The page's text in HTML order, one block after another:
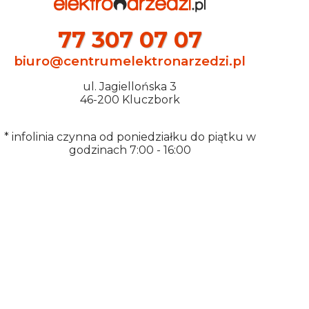
77 307 07 07
biuro@centrumelektronarzedzi.pl
ul. Jagiellońska 3
46-200 Kluczbork
* infolinia czynna od poniedziałku do piątku w
godzinach 7:00 - 16:00